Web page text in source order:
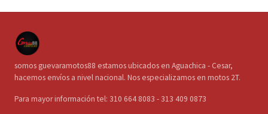
somos guevaramotos88 estamos ubicados en Aguachica - Cesar,
hacemos envíos a nivel nacional. Nos especializamos en motos 2T.
Para mayor información tel: 310 664 8083 - 313 409 0873